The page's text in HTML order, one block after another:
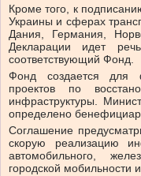
Кроме того, к
Украины и сферах
Дания, Германия,
Декларации идет
соответствующий Фонд.
Фонд создается для
проектов по
инфраструктуры.
определено
Соглашение
скорую реализацию
автомобильного,
городской мобильности